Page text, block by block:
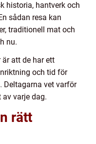
historia, hantverk och
sådan resa kan
traditionell mat och
nu.
att de har ett
och tid för
Deltagarna vet varför
varje dag.
rätt